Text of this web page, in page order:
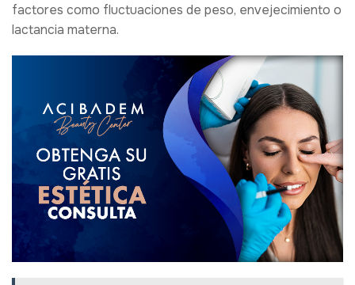
factores como fluctuaciones de peso, envejecimiento o
lactancia materna.